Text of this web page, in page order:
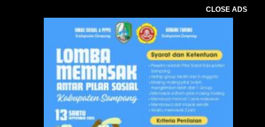
CLOSE ADS